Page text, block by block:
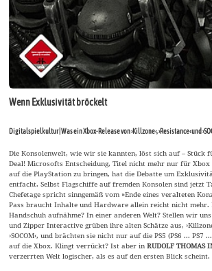
Wenn Exklusivität bröckelt
Digitalspielkultur | Was ein Xbox-Release von ›Killzone‹, ›Resistance‹ und
Die Konsolenwelt, wie wir sie kannten, löst sich auf – Stück
Deal! Microsofts Entscheidung, Titel nicht mehr nur für
auf die PlayStation zu bringen, hat die Debatte um
entfacht. Selbst Flagschiffe auf fremden Konsolen sind jetzt
Chefetage spricht sinngemäß vom »Ende eines veralteten
Pass braucht Inhalte und Hardware allein reicht nicht mehr.
Handschuh aufnähme? In einer anderen Welt? Stellen wir
und Zipper Interactive grüben ihre alten Schätze aus,
›SOCOM‹, und brächten sie nicht nur auf die PS5 (PS6 ... PS7
auf die Xbox. Klingt verrückt? Ist aber inRUDOLF THOMAS
verzerrten Welt logischer, als es auf den ersten Blick scheint.